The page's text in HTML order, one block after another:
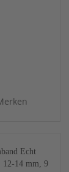
Echt
12-14 mm, 9